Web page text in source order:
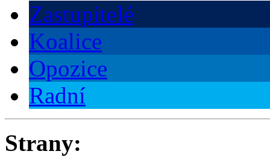
Zastupitelé
Koalice
Opozice
Radní
Strany: